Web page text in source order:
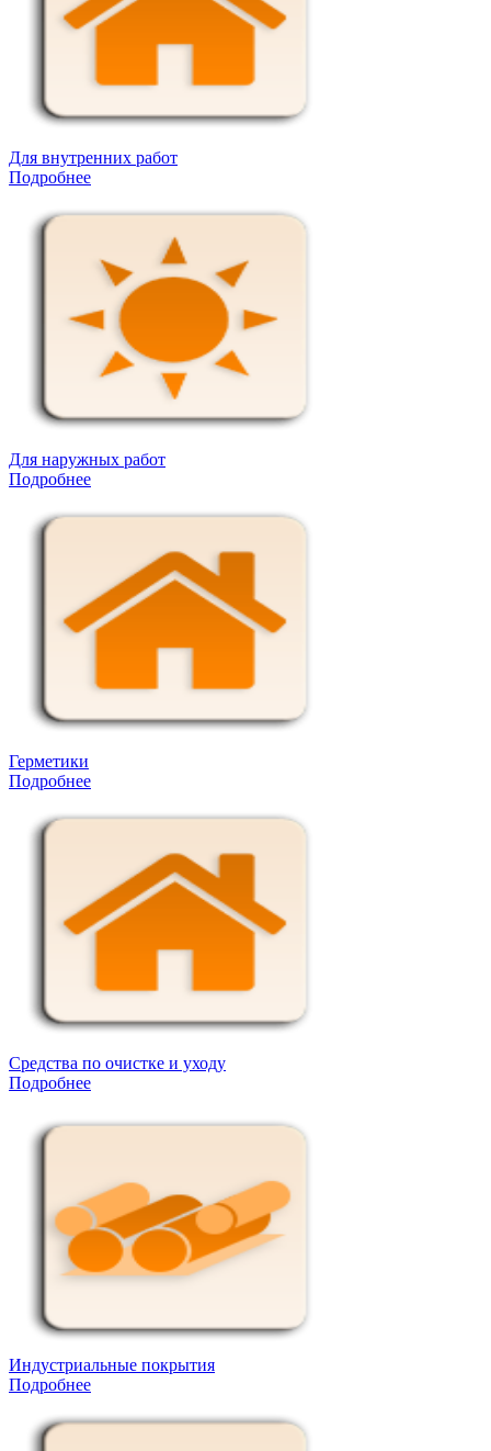
Для внутренних работ
Подробнее
Для наружных работ
Подробнее
Герметики
Подробнее
Средства по очистке и уходу
Подробнее
Индустриальные покрытия
Подробнее